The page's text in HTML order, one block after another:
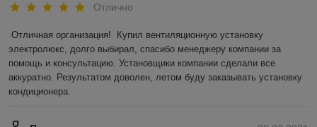
Отлично
Отличная организация!  Купил вентиляционную установку
электролюкс, долго выбирал, спасибо менеджеру компании за
помощь и консультацию. Установщики компании сделали все
аккуратно. Результатом доволен, летом буду заказывать установку
кондиционера.